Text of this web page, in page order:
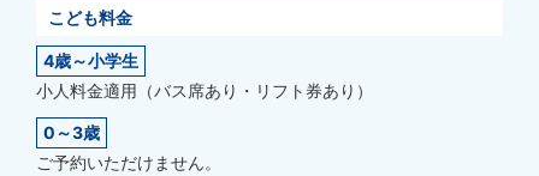
こども料金
4歳～小学生
小人料金適用（バス席あり・リフト券あり）
0～3歳
ご予約いただけません。